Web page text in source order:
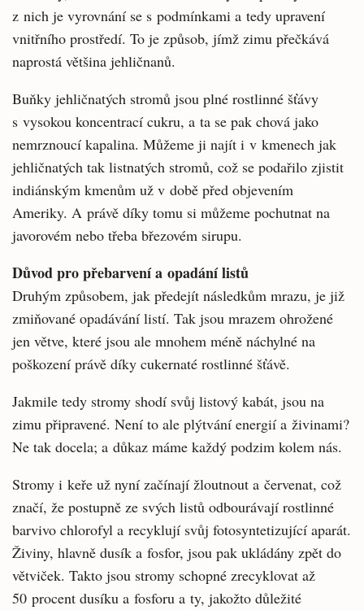
z nich je vyrovnání se s podmínkami a tedy upravení
vnitřního prostředí. To je způsob, jímž zimu přečkává
naprostá většina jehličnanů.
Buňky jehličnatých stromů jsou plné rostlinné šťávy
s vysokou koncentrací cukru, a ta se pak chová jako
nemrznoucí kapalina. Můžeme ji najít i v kmenech jak
jehličnatých tak listnatých stromů, což se podařilo zjistit
indiánským kmenům už v době před objevením
Ameriky. A právě díky tomu si můžeme pochutnat na
javorovém nebo třeba březovém sirupu.
Důvod pro přebarvení a opadání listů
Druhým způsobem, jak předejít následkům mrazu, je již
zmiňované opadávání listí. Tak jsou mrazem ohrožené
jen větve, které jsou ale mnohem méně náchylné na
poškození právě díky cukernaté rostlinné šťávě.
Jakmile tedy stromy shodí svůj listový kabát, jsou na
zimu připravené. Není to ale plýtvání energií a živinami?
Ne tak docela; a důkaz máme každý podzim kolem nás.
Stromy i keře už nyní začínají žloutnout a červenat, což
značí, že postupně ze svých listů odbourávají rostlinné
barvivo chlorofyl a recyklují svůj fotosyntetizující aparát.
Živiny, hlavně dusík a fosfor, jsou pak ukládány zpět do
větviček. Takto jsou stromy schopné zrecyklovat až
50 procent dusíku a fosforu a ty, jakožto důležité